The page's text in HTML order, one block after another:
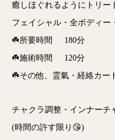
癒しほぐれるようにトリー
フェイシャル・全ボディー
☘️所要時間 180分
☘️施術時間 120分
☘️その他、霊氣・経絡カー
チャクラ調整・インナーチ
(時間の許す限り😘)